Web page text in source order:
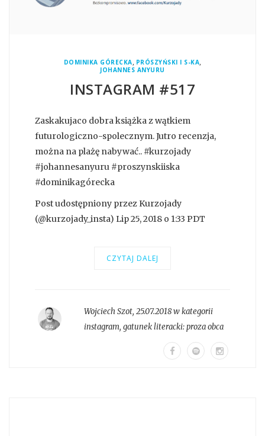
DOMINIKA GÓRECKA, PRÓSZYŃSKI I S-KA,
JOHANNES ANYURU
INSTAGRAM #517
Zaskakujaco dobra książka z wątkiem
futurologiczno-spolecznym. Jutro recenzja,
można na plażę nabywać.. #kurzojady
#johannesanyuru #proszynskiiska
#dominikagórecka
Post udostępniony przez Kurzojady
(@kurzojady_insta) Lip 25, 2018 o 1:33 PDT
CZYTAJ DALEJ
Wojciech Szot, 25.07.2018 w kategorii
instagram, gatunek literacki:proza obca